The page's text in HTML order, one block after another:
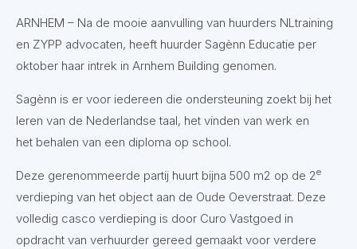
ARNHEM – Na de mooie aanvulling van huurders NLtraining
en ZYPP advocaten, heeft huurder Sagènn Educatie per
oktober haar intrek in Arnhem Building genomen.
Sagènn is er voor iedereen die ondersteuning zoekt bij het
leren van de Nederlandse taal, het vinden van werk en
het behalen van een diploma op school.
Deze gerenommeerde partij huurt bijna 500 m2 op de 2e
verdieping van het object aan de Oude Oeverstraat. Deze
volledig casco verdieping is door Curo Vastgoed in
opdracht van verhuurder gereed gemaakt voor verdere